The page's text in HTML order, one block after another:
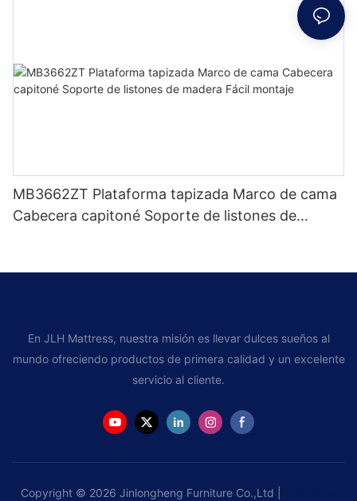
MB3662ZT Plataforma tapizada Marco de cama
Cabecera capitoné Soporte de listones de
En JLH Mattress, nuestra misión es llevar dulces sueños al
mundo ofreciendo productos de primera calidad y un excelente
servicio al cliente.
Copyright © 2026 Jinlongheng Furniture Co.,Ltd |